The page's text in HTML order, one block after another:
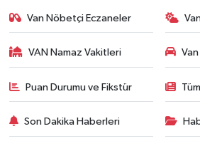
Van Nöbetçi Eczaneler
VAN Namaz Vakitleri
Puan Durumu ve Fikstür
Son Dakika Haberleri